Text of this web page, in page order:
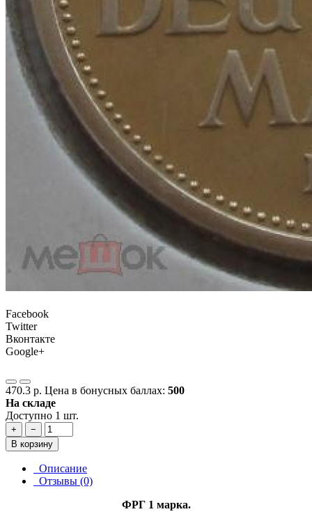
Facebook
Twitter
Вконтакте
Google+
470.3 р. Цена в бонусных баллах: 500
На складе
Доступно 1 шт.
+
−
В корзину
Описание
Отзывы (0)
ФРГ 1 марка.